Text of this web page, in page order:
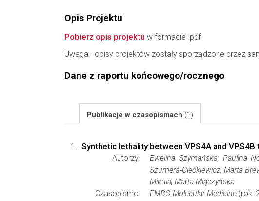
Opis Projektu
Pobierz opis projektu w formacie .pdf
Uwaga - opisy projektów zostały sporządzone przez
Dane z raportu końcowego/rocznego
Publikacje w czasopismach (1)
Synthetic lethality between VPS4A and
Autorzy:
Ewelina Szymańska, Paulina
Szumera‐Ciećkiewicz, Marta
Mikula, Marta Miączyńska
Czasopismo:
EMBO Molecular Medicine (rok: